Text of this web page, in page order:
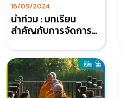
16/09/2024
น้ำท่วม : บทเรียน
สำคัญกับการจัดการ